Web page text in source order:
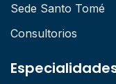
Sede Santo Tomé
Consultorios